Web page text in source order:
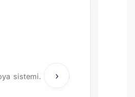
sistemi. Yüzeye
›